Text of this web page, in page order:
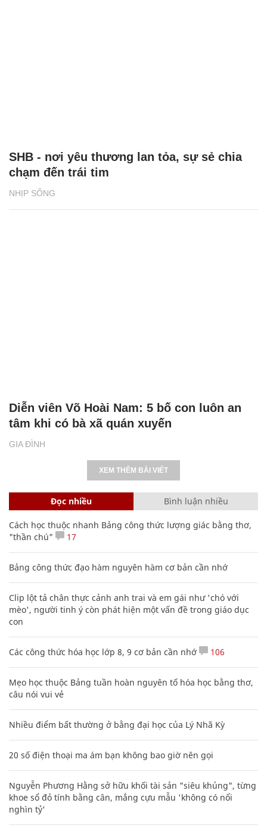
NHỊP SỐNG
SHB - nơi yêu thương lan tỏa, sự sẻ chia
chạm đến trái tim
GIA ĐÌNH
Diễn viên Võ Hoài Nam: 5 bố con luôn an
tâm khi có bà xã quán xuyến
XEM THÊM BÀI VIẾT
Đọc nhiều Bình luận nhiều
Cách học thuộc nhanh Bảng công thức lượng giác bằng thơ,
"thần chú"
17
Bảng công thức đạo hàm nguyên hàm cơ bản cần nhớ
Clip lột tả chân thực cảnh anh trai và em gái như 'chó với
mèo', người tinh ý còn phát hiện một vấn đề trong giáo dục
con
Các công thức hóa học lớp 8, 9 cơ bản cần nhớ 106
Mẹo học thuộc Bảng tuần hoàn nguyên tố hóa học bằng thơ,
câu nói vui vẻ
Nhiều điểm bất thường ở bằng đại học của Lý Nhã Kỳ
20 số điện thoại ma ám bạn không bao giờ nên gọi
Nguyễn Phương Hằng sở hữu khối tài sản "siêu khủng", từng
khoe sổ đỏ tính bằng cân, mắng cựu mẫu 'không có nổi
nghìn tỷ'